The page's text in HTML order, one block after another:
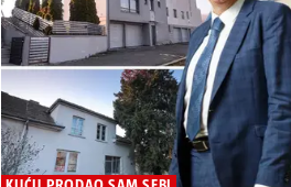
KUJUNDŽIĆ POD POVEĆALOM
Načelniku za javne
isplaćena nezakonita